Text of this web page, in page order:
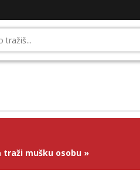
traži mušku osobu »